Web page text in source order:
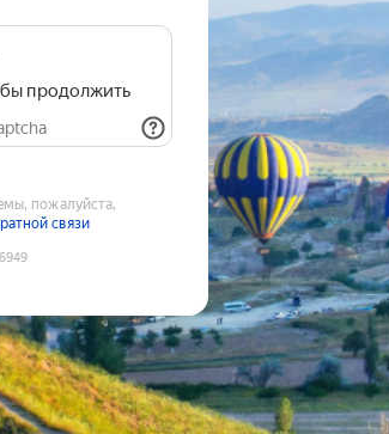
продолжить
пожалуйста,
связи